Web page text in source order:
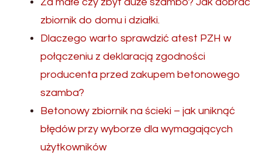
zbiornik do domu i działki.
Dlaczego warto sprawdzić atest PZH w
połączeniu z deklaracją zgodności
producenta przed zakupem betonowego
szamba?
Betonowy zbiornik na ścieki – jak uniknąć
błędów przy wyborze dla wymagających
użytkowników